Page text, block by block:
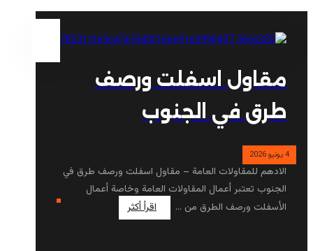
مقاول اسفلت ورصف
طرق في الجنوب
4 يونيو 2026
الادهم للمقاولات العامة – مقاول اسفلت ورصف طرق في
الجنوب تعتبر أعمال المقاولات العامة وخاصة أعمال
الأسفلت ورصف الطرق من ...
اقرأ أكثر